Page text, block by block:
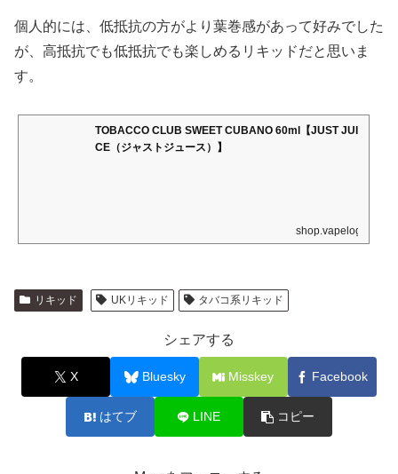
個人的には、低抵抗の方がより葉巻感があって好みでした
が、高抵抗でも低抵抗でも楽しめるリキッドだと思いま
す。
TOBACCO CLUB SWEET CUBANO 60ml【JUST JUI
CE（ジャストジュース）】
shop.vapelog.jp
リキッド UKリキッド タバコ系リキッド
シェアする
X Bluesky Misskey Facebook
はてブ LINE コピー